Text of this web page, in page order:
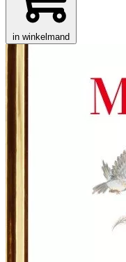
in winkelmand